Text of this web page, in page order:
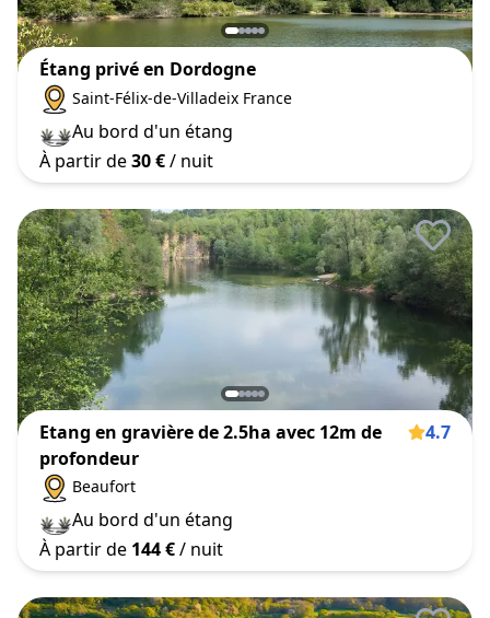
Étang privé en Dordogne
Saint-Félix-de-Villadeix France
Au bord d'un étang
À partir de30 €/ nuit
Etang en gravière de 2.5ha avec 12m de
profondeur
4.7
Beaufort
Au bord d'un étang
À partir de 144 €/ nuit